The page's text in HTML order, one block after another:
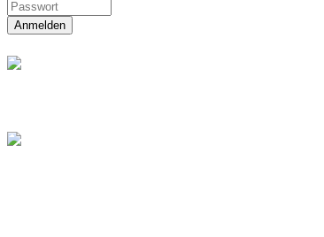
Anmelden